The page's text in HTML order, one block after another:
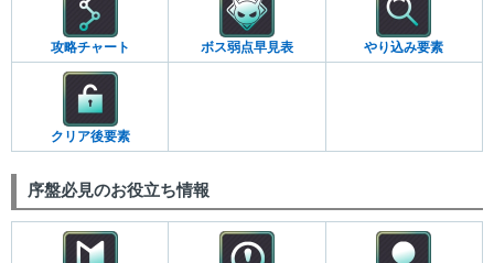
攻略チャート ボス弱点早見表 やり込み要素
クリア後要素
序盤必見のお役立ち情報